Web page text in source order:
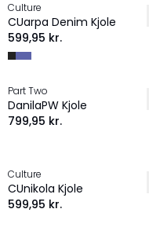
Culture
CUarpa Denim Kjole
599,95 kr.
NYHED
Part Two
DanilaPW Kjole
799,95 kr.
NYHED
Culture
CUnikola Kjole
599,95 kr.